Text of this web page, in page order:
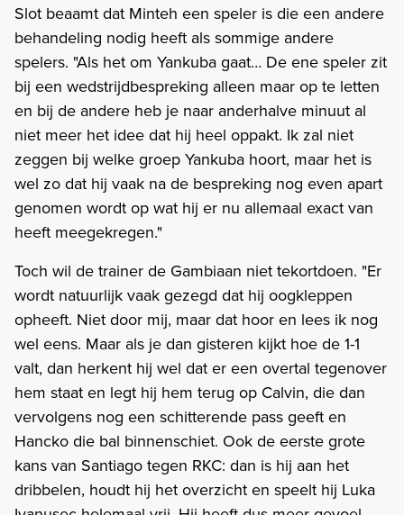
Slot beaamt dat Minteh een speler is die een andere
behandeling nodig heeft als sommige andere
spelers. "Als het om Yankuba gaat… De ene speler zit
bij een wedstrijdbespreking alleen maar op te letten
en bij de andere heb je naar anderhalve minuut al
niet meer het idee dat hij heel oppakt. Ik zal niet
zeggen bij welke groep Yankuba hoort, maar het is
wel zo dat hij vaak na de bespreking nog even apart
genomen wordt op wat hij er nu allemaal exact van
heeft meegekregen."
Toch wil de trainer de Gambiaan niet tekortdoen. "Er
wordt natuurlijk vaak gezegd dat hij oogkleppen
opheeft. Niet door mij, maar dat hoor en lees ik nog
wel eens. Maar als je dan gisteren kijkt hoe de 1-1
valt, dan herkent hij wel dat er een overtal tegenover
hem staat en legt hij hem terug op Calvin, die dan
vervolgens nog een schitterende pass geeft en
Hancko die bal binnenschiet. Ook de eerste grote
kans van Santiago tegen RKC: dan is hij aan het
dribbelen, houdt hij het overzicht en speelt hij Luka